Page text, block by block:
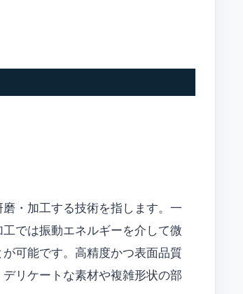
・加工する技術を指します。一
では振動エネルギーを介して微
可能です。高精度かつ表面品質
リケートな素材や複雑形状の部